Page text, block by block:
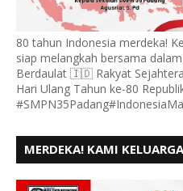
80 tahun Indonesia merdeka!
siap melangkah bersama
Berdaulat 🇮🇩 Rakyat
Hari Ulang Tahun ke-80
MERDEKA! KAMI